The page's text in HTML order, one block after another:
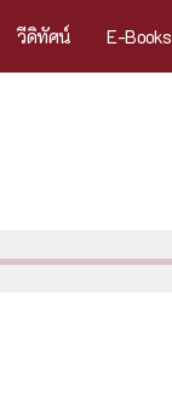
วีดิทัศน์ E-Books